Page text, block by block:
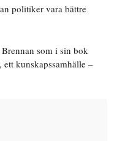
politiker vara bättre
som i sin bok
kunskapssamhälle –